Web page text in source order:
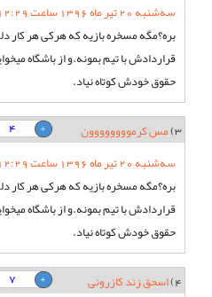
سه‌شنبه 20 تیر ماه 1396 ساعت 12:29
بره؟مگه مسخره بازیه که هرکی هر
قراردادش با تیم بمونه.و از باشگاه
حقوق خودش کوتاه نیاد.
3) مس کرموووووووون
4
سه‌شنبه 20 تیر ماه 1396 ساعت 12:29
بره؟مگه مسخره بازیه که هرکی هر
قراردادش با تیم بمونه.و از باشگاه
حقوق خودش کوتاه نیاد.
4) اسحق زند کازرونی
7